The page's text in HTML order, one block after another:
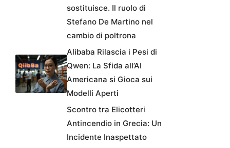
sostituisce. Il ruolo di
Stefano De Martino nel
cambio di poltrona
Alibaba Rilascia i Pesi di
Qwen: La Sfida all’AI
Americana si Gioca sui
Modelli Aperti
Scontro tra Elicotteri
Antincendio in Grecia: Un
Incidente Inaspettato